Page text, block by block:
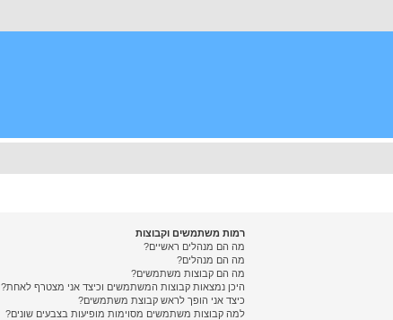
רמות משתמשים וקבוצות
מה הם מנהלים ראשיים?
מה הם מנהלים?
מה הם קבוצות משתמשים?
היכן נמצאות קבוצות המשתמשים וכיצד אני מצטרף לאחת?
כיצד אני הופך לראש קבוצת משתמשים?
למה קבוצות משתמשים מסוימות מופיעות בצבעים שונים?